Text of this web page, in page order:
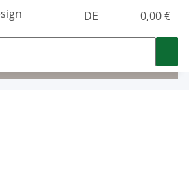
DE 0,00 €